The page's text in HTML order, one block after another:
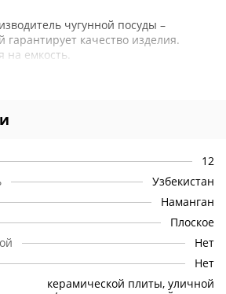
чугунной посуды –
гарантирует качество изделия.
на емкость.
и толщины стенок для
результата.
казанов, емкость имеет
сферическую внутреннюю
Конструкция предполагает
поверхности: печь, плита,
кладка под костер.
без отверстий. Всего по
4 ручки. Это позволяет
и вдвоем, поскольку вес
12
Узбекистан
Наманган
Плоское
Нет
Нет
керамической плиты, уличной